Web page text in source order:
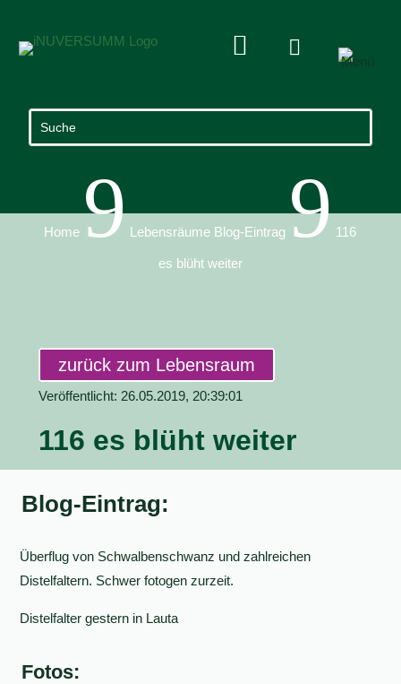
 
Home 9 Lebensräume Blog-Eintrag 9 116
es blüht weiter
zurück zum Lebensraum
Veröffentlicht: 26.05.2019, 20:39:01
116 es blüht weiter
Blog-Eintrag:
Überflug von Schwalbenschwanz und zahlreichen
Distelfaltern. Schwer fotogen zurzeit.
Distelfalter gestern in Lauta
Fotos: